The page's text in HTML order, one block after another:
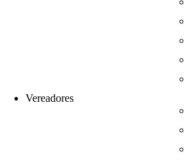
Vereadores